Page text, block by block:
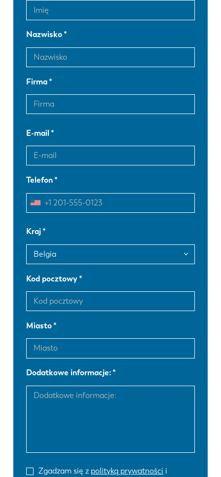
Nazwisko
Firma
E-mail
Telefon
Kraj
Kod pocztowy
Miasto
Dodatkowe informacje:
Zgadzam się z polityką prywatności i
DE
KO